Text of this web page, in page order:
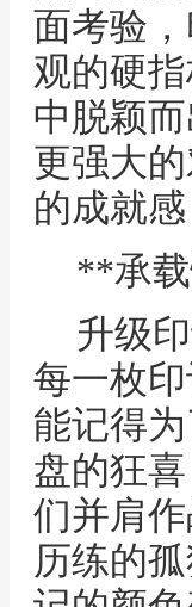
面考验
观的硬
中脱颖
更强大
的成就
**承
升级
每一枚
能记得
盘的狂
们并肩
历练的